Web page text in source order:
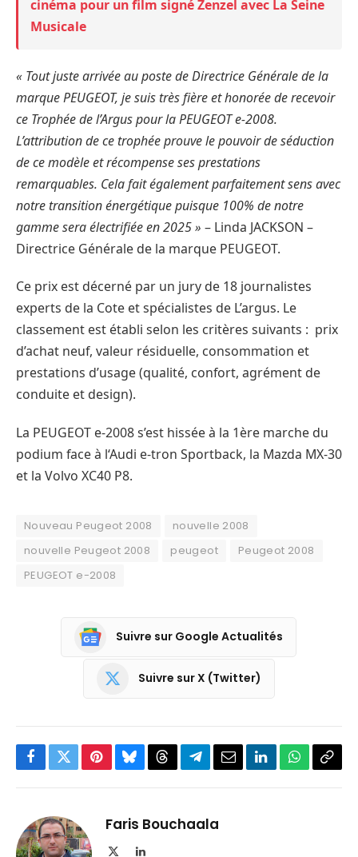
cinéma pour un film signé Zenzel avec La Seine
Musicale
« Tout juste arrivée au poste de Directrice Générale de la
marque PEUGEOT, je suis très fière et honorée de recevoir
ce Trophée de l’Argus pour la PEUGEOT e-2008.
L’attribution de ce trophée prouve le pouvoir de séduction
de ce modèle et récompense ses prestations
remarquables. Cela fait également parfaitement sens avec
notre transition énergétique puisque 100% de notre
gamme sera électrifiée en 2025 » – Linda JACKSON –
Directrice Générale de la marque PEUGEOT.
Ce prix est décerné par un jury de 18 journalistes
experts de la Cote et spécialistes de L’argus. Le
classement est établi selon les critères suivants : prix
d’achat neuf, valeur résiduelle, consommation et
prestations d’usage (qualité, confort, agrément de
conduite et design).
La PEUGEOT e-2008 s’est hissée à la 1ère marche du
podium face à l‘Audi e-tron Sportback, la Mazda MX-30
et la Volvo XC40 P8.
Nouveau Peugeot 2008
nouvelle 2008
nouvelle Peugeot 2008
peugeot
Peugeot 2008
PEUGEOT e-2008
Suivre sur Google Actualités
Suivre sur X (Twitter)
Facebook
TwitterPinterestBlueskyThreadsPartager
Telegram
EmailLinkedInWhatsApp
Faris Bouchaala
LinkedIn